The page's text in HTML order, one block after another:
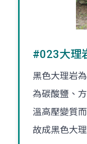
#023大理
黑色大理岩
為碳酸鹽、
溫高壓變質
故成黑色大理